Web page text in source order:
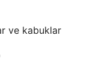
ve kabuklar